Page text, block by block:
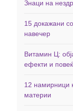
Знаци на
15 докажани
навечер
Витамин Ц:
ефекти и
12 намирници
материи